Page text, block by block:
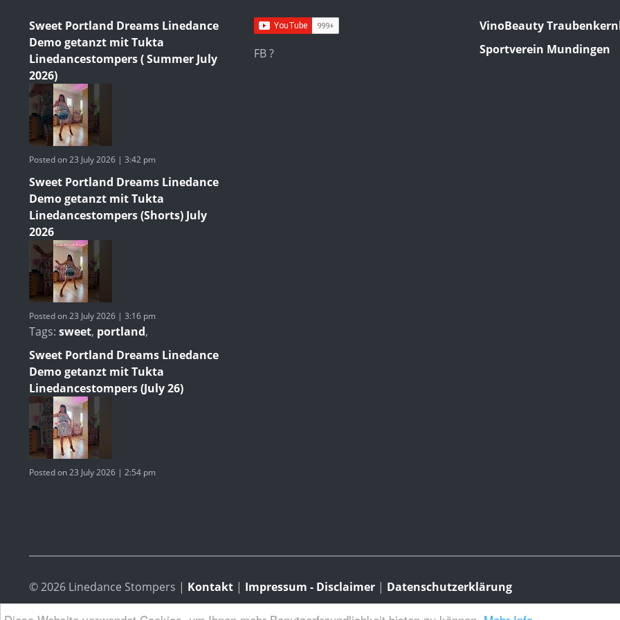
Sweet Portland Dreams Linedance
Demo getanzt mit Tukta
Linedancestompers ( Summer July
2026)
Posted on 23 July 2026 | 3:42 pm
Sweet Portland Dreams Linedance
Demo getanzt mit Tukta
Linedancestompers (Shorts) July
2026
Posted on 23 July 2026 | 3:16 pm
Tags: sweet, portland,
Sweet Portland Dreams Linedance
Demo getanzt mit Tukta
Linedancestompers (July 26)
Posted on 23 July 2026 | 2:54 pm
FB ?
VinoBeauty
Sportverein Mundingen
© 2026 Linedance Stompers | Kontakt | Impressum - Disclaimer | Datenschutzerklärung